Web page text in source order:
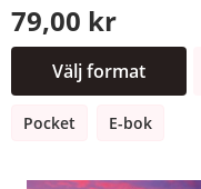
79,00 kr
Välj format
Pocket E-bok